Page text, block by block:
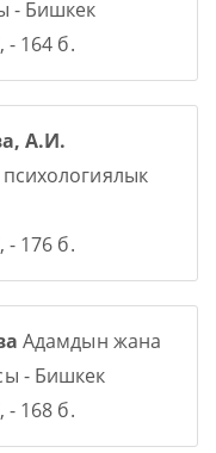
- Бишкек
- 164 б.
А.И.
- 176 б.
Адамдын жана
- Бишкек
- 168 б.